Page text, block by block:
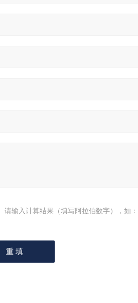
请输入计算结果（填写阿拉伯数字），如